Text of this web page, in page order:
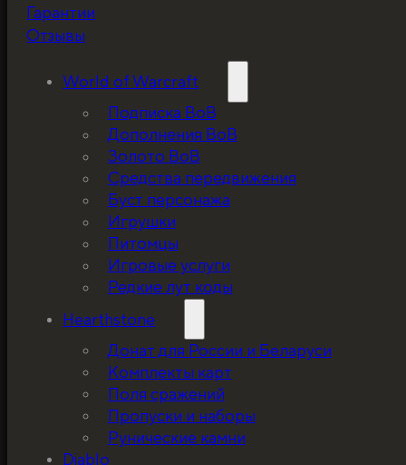
Гарантии
Отзывы
World of Warcraft
Подписка ВоВ
Дополнения ВоВ
Золото ВоВ
Средства передвижения
Буст персонажа
Игрушки
Питомцы
Игровые услуги
Редкие лут коды
Hearthstone
Донат для России и Беларуси
Комплекты карт
Поля сражений
Пропуски и наборы
Рунические камни
Diablo